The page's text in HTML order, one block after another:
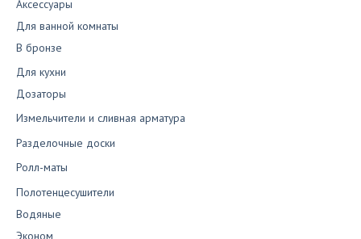
Аксессуары
Для ванной комнаты
В бронзе
Для кухни
Дозаторы
Измельчители и сливная арматура
Разделочные доски
Ролл-маты
Полотенцесушители
Водяные
Эконом